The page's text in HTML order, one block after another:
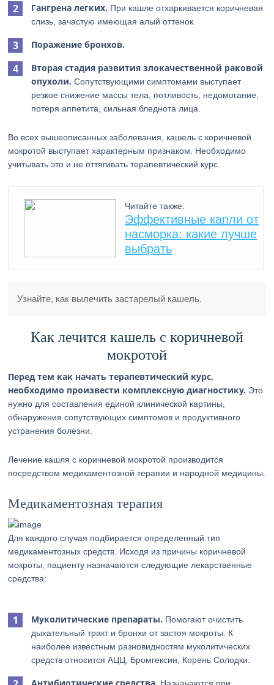
Гангрена легких. При кашле отхаркивается коричневая
слизь, зачастую имеющая алый оттенок.
Поражение бронхов.
Вторая стадия развития злокачественной раковой
опухоли. Сопутствующими симптомами выступает
резкое снижение массы тела, потливость, недомогание,
потеря аппетита, сильная бледнота лица.
Во всех вышеописанных заболевания, кашель с коричневой
мокротой выступает характерным признаком. Необходимо
учитывать это и не оттягивать терапевтический курс.
Читайте также:
Эффективные капли от
наcморка: какие лучше
выбрать
Узнайте, как вылечить застарелый кашель.
Как лечится кашель с коричневой
мокротой
Перед тем как начать терапевтический курс,
необходимо произвести комплексную диагностику. Это
нужно для составления единой клинической картины,
обнаружения сопутствующих симптомов и продуктивного
устранения болезни.
Лечение кашля с коричневой мокротой производится
посредством медикаментозной терапии и народной медицины.
Медикаментозная терапия
Для каждого случая подбирается определенный тип
медикаментозных средств. Исходя из причины коричневой
мокроты, пациенту назначаются следующие лекарственные
средства:
Муколитические препараты. Помогают очистить
дыхательный тракт и бронхи от застоя мокроты. К
наиболее известным разновидностям муколитических
средств относится АЦЦ, Бромгексин, Корень Солодки.